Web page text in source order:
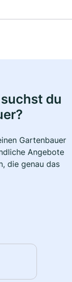
du
Gartenbauer
Angebote
die genau das